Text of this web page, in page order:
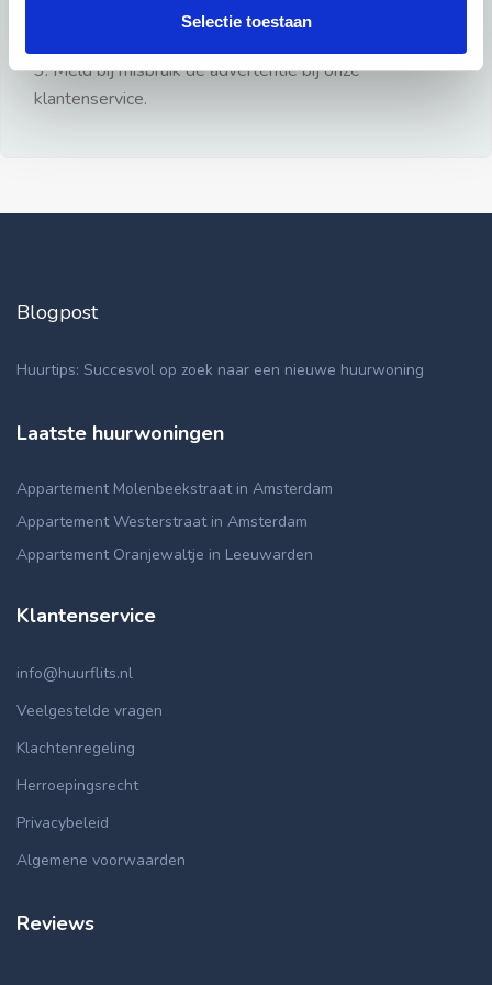
Selectie toestaan
3: Meld bij misbruik de advertentie bij onze
klantenservice.
Blogpost
Huurtips: Succesvol op zoek naar een nieuwe huurwoning
Laatste huurwoningen
Appartement Molenbeekstraat in Amsterdam
Appartement Westerstraat in Amsterdam
Appartement Oranjewaltje in Leeuwarden
Klantenservice
info@huurflits.nl
Veelgestelde vragen
Klachtenregeling
Herroepingsrecht
Privacybeleid
Algemene voorwaarden
Reviews